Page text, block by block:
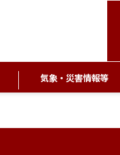
気象・災害情報等